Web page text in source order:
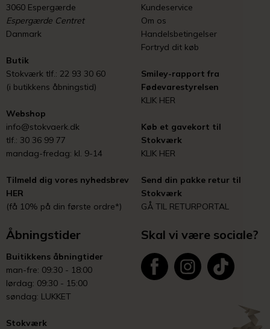
3060 Espergærde
Espergærde Centret
Danmark
Butik
Stokværk tlf.: 22 93 30 60
(i butikkens åbningstid)
Webshop
info@stokvaerk.dk
tlf.: 30 36 99 77
mandag-fredag: kl. 9-14
Tilmeld dig vores nyhedsbrev
HER
(få 10% på din første ordre*)
Kundeservice
Om os
Handelsbetingelser
Fortryd dit køb
Smiley-rapport fra
Fødevarestyrelsen
KLIK HER
Køb et gavekort til
Stokværk
KLIK HER
Send din pakke retur til
Stokværk
GÅ TIL RETURPORTAL
Åbningstider
Buitikkens åbningtider
man-fre: 09:30 - 18:00
lørdag: 09:30 - 15:00
søndag: LUKKET
Stokværk
Skal vi være sociale?